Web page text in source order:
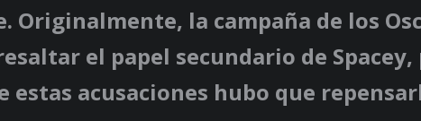
Originalmente, la campaña de los
el papel secundario de Spacey,
estas acusaciones hubo que